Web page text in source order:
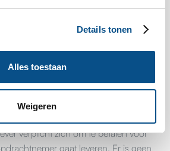
Details tonen
Alles toestaan
Weigeren
van
opdracht is een overeenkomst die de
verplicht zich om te betalen voor
gaat leveren. Er is geen